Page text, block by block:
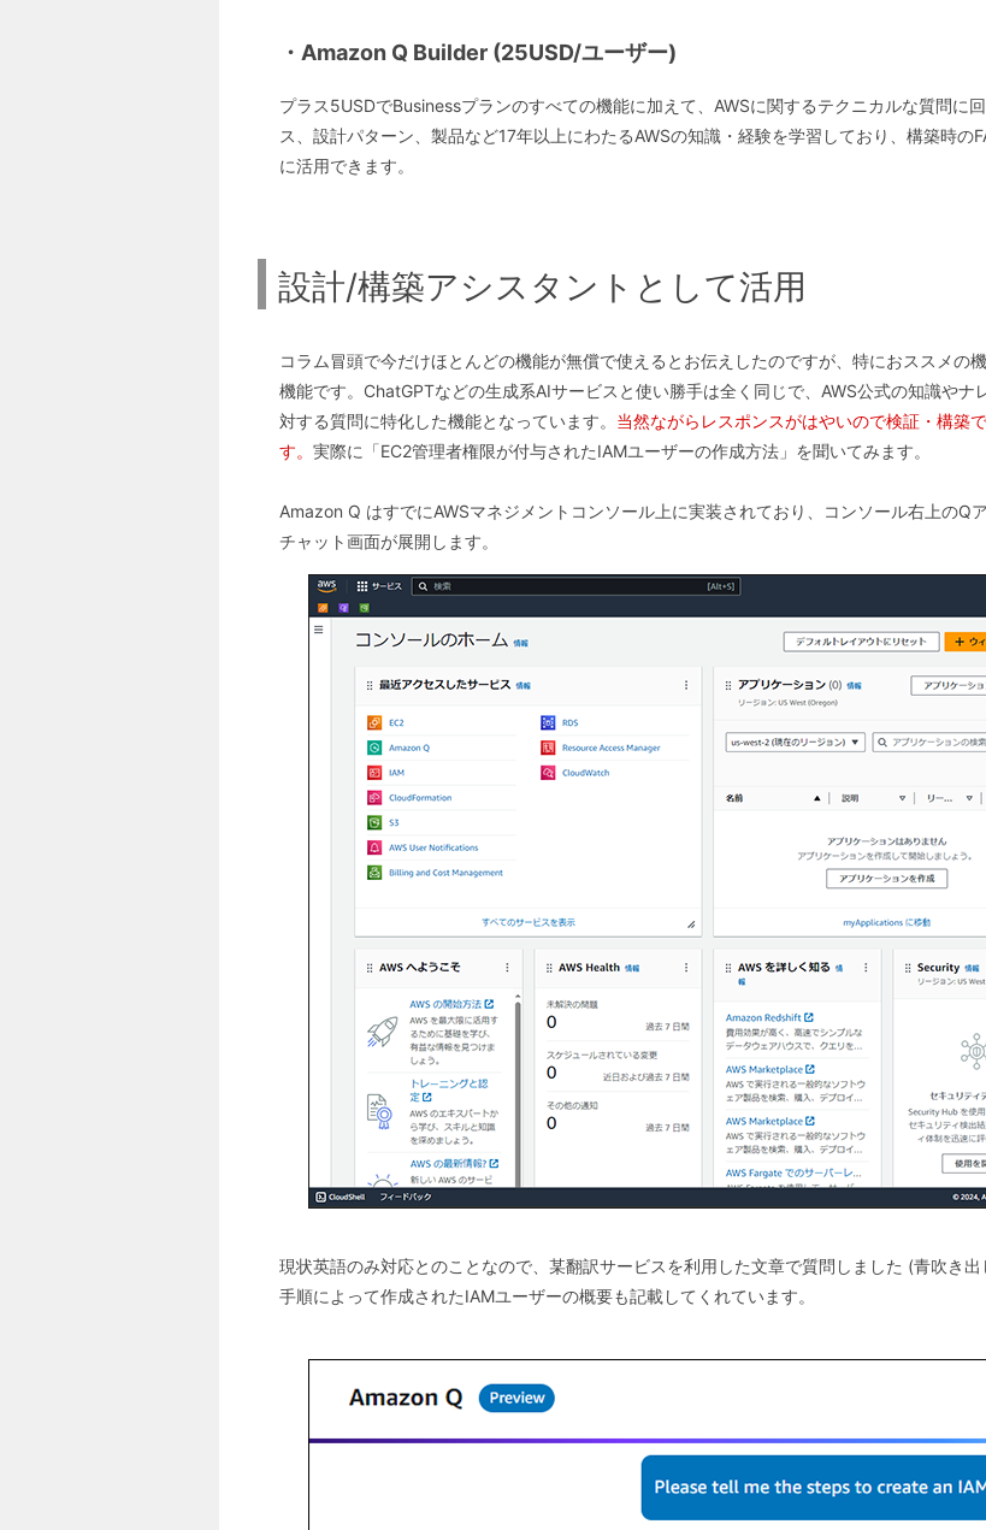
・Amazon Q Builder (25USD/ユーザー)
プラス5USDでBusinessプランのすべての機能に加えて、AWSに関するテクニカルな質問に
ス、設計パターン、製品など17年以上にわたるAWSの知識・経験を学習しており、構築時
に活用できます。
設計/構築アシスタントとして活用
コラム冒頭で今だけほとんどの機能が無償で使えるとお伝えしたのですが、特におススメの
機能です。ChatGPTなどの生成系AIサービスと使い勝手は全く同じで、AWS公式の知識やナ
対する質問に特化した機能となっています。 当然ながらレスポンスがはやいので検証・構築
す。 実際に「EC2管理者権限が付与されたIAMユーザーの作成方法」を聞いてみます。
Amazon Q はすでにAWSマネジメントコンソール上に実装されており、コンソール右上のQ
チャット画面が展開します。
現状英語のみ対応とのことなので、某翻訳サービスを利用した文章で質問しました (青吹き
手順によって作成されたIAMユーザーの概要も記載してくれています。